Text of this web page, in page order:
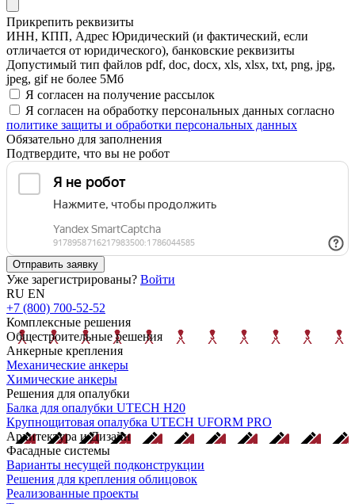
Прикрепить реквизиты
ИНН, КПП, Адрес Юридический (и фактический, если
отличается от юридического), банковские реквизиты
Допустимый тип файлов pdf, doc, docx, xls, xlsx, txt, png, jpg,
jpeg, gif не более 5Мб
Я согласен на получение рассылок
Я согласен на обработку персональных данных согласно
политике защиты и обработки персональных данных
Обязательно для заполнения
Подтвердите, что вы не робот
Отправить заявку
Уже зарегистрированы? Войти
RU EN
+7 (800) 700-52-52
Комплексные решения
Общестроительные решения
Анкерные крепления
Механические анкеры
Химические анкеры
Решения для опалубки
Балка для опалубки UTECH H20
Крупнощитовая опалубка UTECH UFORM PRO
Архитектура и Дизайн
Фасадные системы
Варианты несущей подконструкции
Решения для крепления облицовок
Реализованные проекты